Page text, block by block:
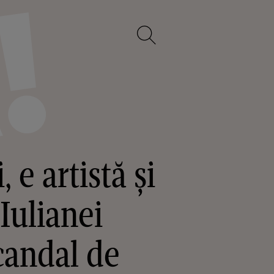
e artistă și
de